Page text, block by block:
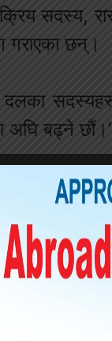
सदस्य,
गराएका छन्।
अघि बढ्ने